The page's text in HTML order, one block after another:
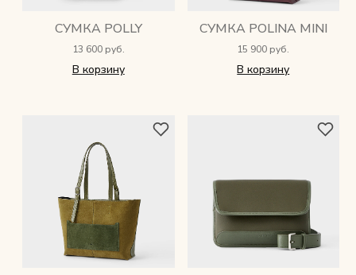
СУМКА POLLY
13 600 руб.
В корзину
СУМКА POLINA MINI
15 900 руб.
В корзину